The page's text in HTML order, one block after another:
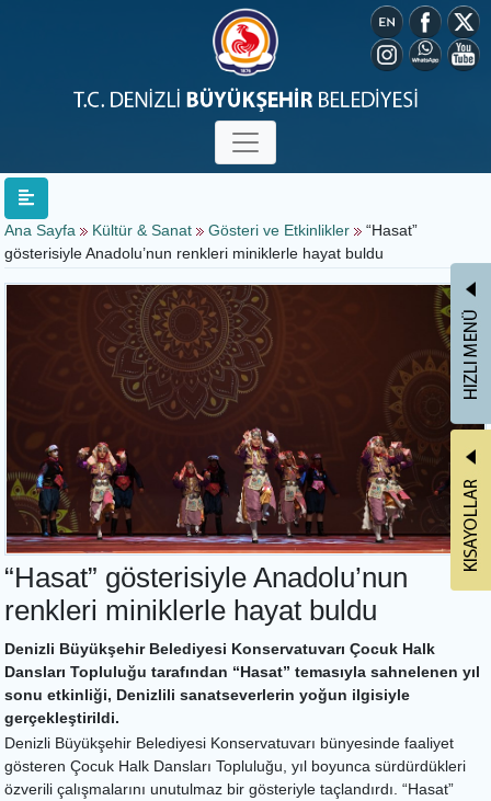
Ana Sayfa Kültür & Sanat Gösteri ve Etkinlikler
“Hasat”
gösterisiyle Anadolu’nun renkleri miniklerle hayat buldu
“Hasat” gösterisiyle Anadolu’nun
renkleri miniklerle hayat buldu
Denizli Büyükşehir Belediyesi Konservatuvarı Çocuk Halk
Dansları Topluluğu tarafından “Hasat” temasıyla sahnelenen yıl
sonu etkinliği, Denizlili sanatseverlerin yoğun ilgisiyle
gerçekleştirildi.
Denizli Büyükşehir Belediyesi Konservatuvarı bünyesinde faaliyet
gösteren Çocuk Halk Dansları Topluluğu, yıl boyunca sürdürdükleri
özverili çalışmalarını unutulmaz bir gösteriyle taçlandırdı. “Hasat”